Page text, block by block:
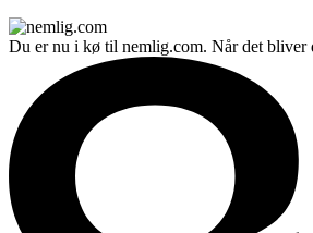
Du er nu i kø til nemlig.com. Når det bliver